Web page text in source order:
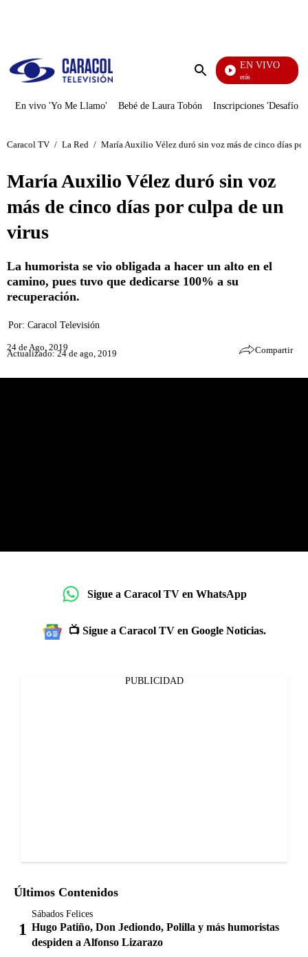
Enviar
EN VIVO
También Caerás
En vivo 'Yo Me Llamo' Bebé de Laura Tobón Inscripciones 'Desafío'
Caracol TV / La Red / María Auxilio Vélez duró sin voz más de cinco días
María Auxilio Vélez duró sin voz
más de cinco días por culpa de un
virus
La humorista se vio obligada a hacer un alto en el
camino, pues tuvo que dedicarse 100% a su
recuperación.
Por: Caracol Televisión
24 de Ago, 2019
Actualizado: 24 de ago, 2019 Compartir
Sigue a Caracol TV en WhatsApp
📺 Sigue a Caracol TV en Google Noticias.
PUBLICIDAD
Últimos Contenidos
Sábados Felices
Hugo Patiño, Don Jediondo, Polilla y más humoristas
despiden a Alfonso Lizarazo